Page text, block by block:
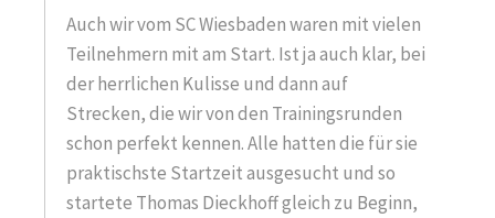
Auch wir vom SC Wiesbaden waren mit vielen
Teilnehmern mit am Start. Ist ja auch klar, bei
der herrlichen Kulisse und dann auf
Strecken, die wir von den Trainingsrunden
schon perfekt kennen. Alle hatten die für sie
praktischste Startzeit ausgesucht und so
startete Thomas Dieckhoff gleich zu Beginn,